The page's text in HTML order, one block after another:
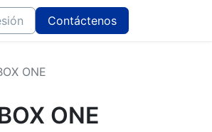
Contáctenos
ONE
ONE